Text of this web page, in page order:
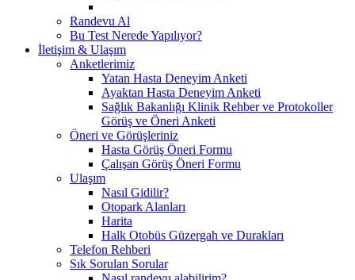
Randevu Al
Bu Test Nerede Yapılıyor?
İletişim & Ulaşım
Anketlerimiz
Yatan Hasta Deneyim Anketi
Ayaktan Hasta Deneyim Anketi
Sağlık Bakanlığı Klinik Rehber ve Protokoller
Görüş ve Öneri Anketi
Öneri ve Görüşleriniz
Hasta Görüş Öneri Formu
Çalışan Görüş Öneri Formu
Ulaşım
Nasıl Gidilir?
Otopark Alanları
Harita
Halk Otobüs Güzergah ve Durakları
Telefon Rehberi
Sık Sorulan Sorular